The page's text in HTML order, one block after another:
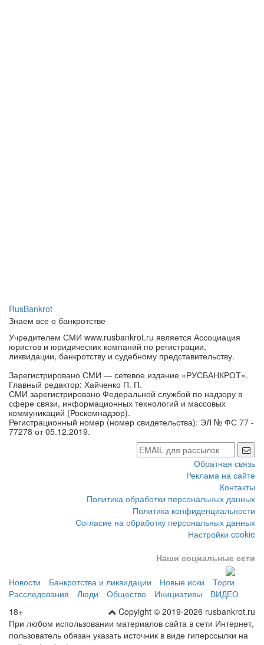
RusBankrot
Знаем все о банкротстве
Учредителем СМИ www.rusbankrot.ru является Ассоциация
юристов и юридических компаний по регистрации,
ликвидации, банкротству и судебному представительству.
Зарегистрировано СМИ — сетевое издание «РУСБАНКРОТ».
Главный редактор: Хайченко П. П.
СМИ зарегистрировано Федеральной службой по надзору в
сфере связи, информационных технологий и массовых
коммуникаций (Роскомнадзор).
Регистрационный номер (номер свидетельства): ЭЛ № ФС 77 -
77278 от 05.12.2019.
Обратная связь
Реклама на сайте
Контакты
Политика обработки персональных данных
Политика конфиденциальности
Согласие на обработку персональных данных
Настройки cookie
Наши социальные сети
Новости Банкротства и ликвидации Новые иски
Торги
Расследования
Люди Общество Инициативы
ВИДЕО
Copyight © 2019-2026 rusbankrot.ru
18+
При любом использовании материалов сайта в сети Интернет,
пользователь обязан указать источник в виде гиперссылки на